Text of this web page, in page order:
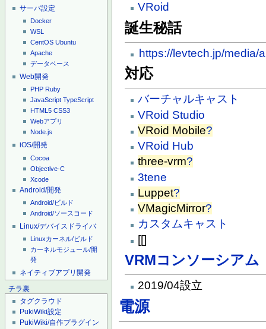
サーバ設定
Docker
WSL
CentOS Ubuntu
Apache
データベース
Web開発
PHP Ruby
JavaScript TypeScript
HTML5 CSS3
Webアプリ
Node.js
iOS/開発
Cocoa
Objective-C
Xcode
Android/開発
Android/ビルド
Android/ソースコード
Linux/デバイスドライバ
Linuxカーネル/ビルド
カーネルモジュール/開
発
ネイティブアプリ開発
チラ裏
タグクラウド
PukiWiki設定
PukiWiki/自作プラグイン
VRoid
誕生秘話
https://levtech.jp/media/
対応
バーチャルキャスト
VRoid Studio
VRoid Mobile?
VRoid Hub
three-vrm?
3tene
Luppet?
VMagicMirror?
カスタムキャスト
[[]
VRMコンソーシアム
2019/04設立
電源